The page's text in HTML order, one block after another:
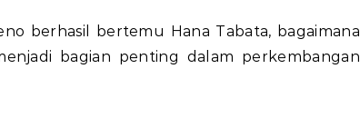
berhasil bertemu Hana Tabata, bagaimana
bagian penting dalam perkembangan